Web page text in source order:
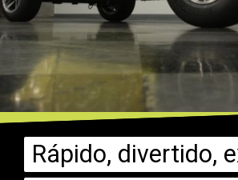
Rápido, divertido,
Rápido, divertido,